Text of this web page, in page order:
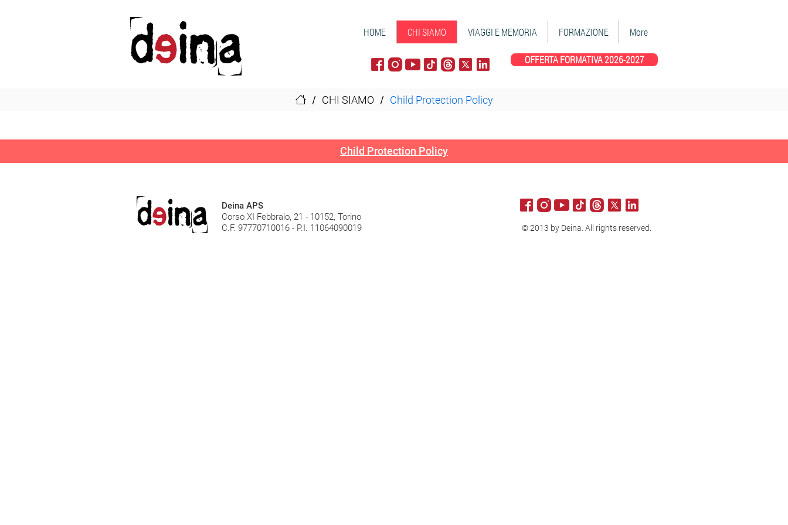
HOME CHI SIAMO VIAGGI E MEMORIA FORMAZIONE More
OFFERTA FORMATIVA 2026-2027
/ CHI SIAMO / Child Protection Policy
Child Protection Policy
Deina APS
Corso XI Febbraio, 21 - 10152, Torino
C.F. 97770710016 - P.I. 11064090019
© 2013 by Deina. All rights reserved.